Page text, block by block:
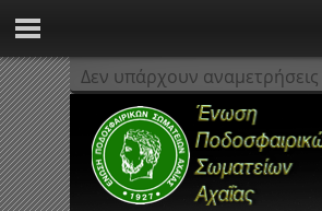
Δεν υπάρχουν αναμετρήσεις